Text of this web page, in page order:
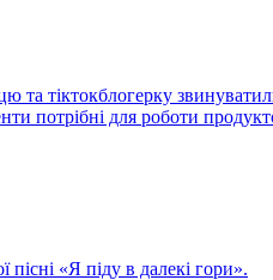
та тіктокблогерку
потрібні для роботи
«Я піду в далекі гори».